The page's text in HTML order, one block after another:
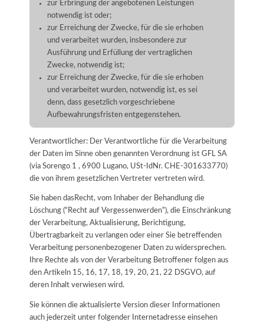
zur Erbringung der angebotenen Leistungen
notwendig ist oder;
zur Erreichung der Zwecke, für die sie erhoben
und verarbeitet wurden, insbesondere zur
Ausführung und Erfüllung der vertraglichen
Zwecke, notwendig ist;
zur Erreichung der Zwecke, für die sie erhoben
und verarbeitet wurden, notwendig ist, es sei
denn, dass gesetzlich vorgeschriebene
Aufbewahrungsfristen entgegenstehen.
Verantwortlicher: Der Verantwortliche für die Verarbeitung
der Daten im Sinne oben genannten Verordnung ist GFL SA
(via Sorengo 1 , 6900 Lugano, USt-IdNr. CHE-301633770)
die von ihrem gesetzlichen Vertreter vertreten wird.
Sie haben dasRecht, vom Inhaber der Behandlung die
Löschung (“Recht auf Vergessenwerden”), die Einschränkung
der Verarbeitung, Aktualisierung, Berichtigung,
Übertragbarkeit zu verlangen oder einer Sie betreffenden
Verarbeitung personenbezogener Daten zu widersprechen.
Ihre Rechte als von der Verarbeitung Betroffener folgen aus
den Artikeln 15, 16, 17, 18, 19, 20, 21, 22 DSGVO, auf
deren Inhalt verwiesen wird.
Sie können die aktualisierte Version dieser Informationen
auch jederzeit unter folgender Internetadresse einsehen